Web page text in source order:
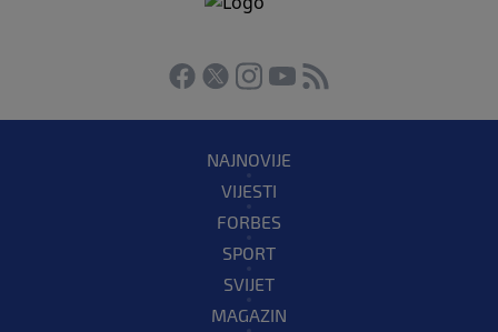
NAJNOVIJE
VIJESTI
FORBES
SPORT
SVIJET
MAGAZIN